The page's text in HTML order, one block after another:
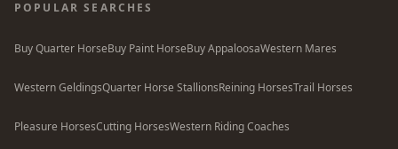
POPULAR SEARCHES
Buy Quarter HorseBuy Paint HorseBuy AppaloosaWestern Mares
Western GeldingsQuarter Horse StallionsReining HorsesTrail Horses
Pleasure HorsesCutting HorsesWestern Riding Coaches